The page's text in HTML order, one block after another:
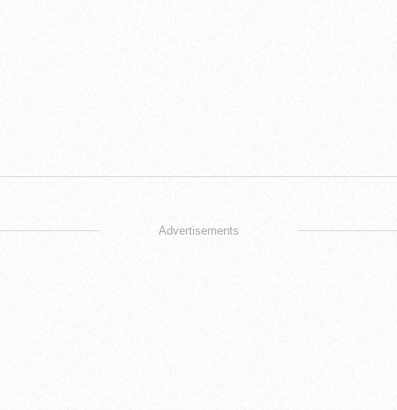
Advertisements